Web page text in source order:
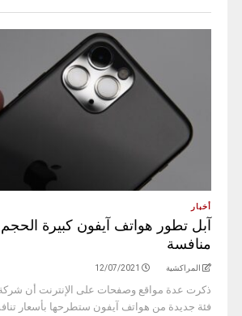
أخبار
آبل تطور هواتف آيفون كبيرة الحجم
منافسة
المراكشية 12/07/2021
ذكرت عدة مواقع وصفحات على الإنترنت أن